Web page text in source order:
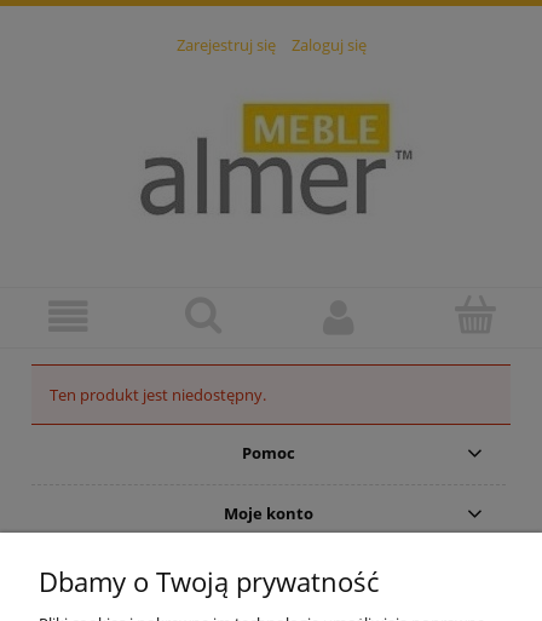
Zarejestruj się Zaloguj się
Ten produkt jest niedostępny.
Pomoc
Moje konto
O firmie
Dbamy o Twoją prywatność